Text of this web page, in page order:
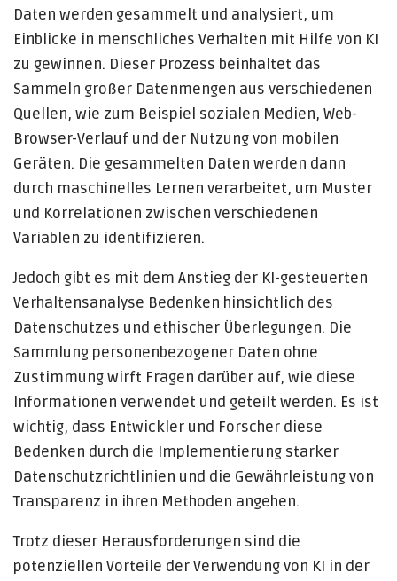
Daten werden gesammelt und analysiert, um
Einblicke in menschliches Verhalten mit Hilfe von KI
zu gewinnen. Dieser Prozess beinhaltet das
Sammeln großer Datenmengen aus verschiedenen
Quellen, wie zum Beispiel sozialen Medien, Web-
Browser-Verlauf und der Nutzung von mobilen
Geräten. Die gesammelten Daten werden dann
durch maschinelles Lernen verarbeitet, um Muster
und Korrelationen zwischen verschiedenen
Variablen zu identifizieren.
Jedoch gibt es mit dem Anstieg der KI-gesteuerten
Verhaltensanalyse Bedenken hinsichtlich des
Datenschutzes und ethischer Überlegungen. Die
Sammlung personenbezogener Daten ohne
Zustimmung wirft Fragen darüber auf, wie diese
Informationen verwendet und geteilt werden. Es ist
wichtig, dass Entwickler und Forscher diese
Bedenken durch die Implementierung starker
Datenschutzrichtlinien und die Gewährleistung von
Transparenz in ihren Methoden angehen.
Trotz dieser Herausforderungen sind die
potenziellen Vorteile der Verwendung von KI in der